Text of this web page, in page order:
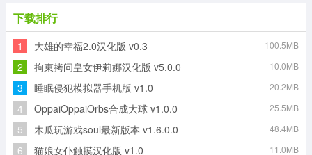
班主任模拟器游戏绿色版 僵尸猎人像素生存安卓官方版
消灭蜘蛛模拟器安卓版 七彩祖玛2原版
下载排行
1 大雄的幸福2.0汉化版 v0.3 100.5MB
2 拘束拷问皇女伊莉娜汉化版 v5.0.0 10.0MB
3 睡眠侵犯模拟器手机版 v1.0 20.2MB
4 OppaiOppaiOrbs合成大球 v1.0.0 25.5MB
5 木瓜玩游戏soul最新版本 v1.6.0.0 48.4MB
6 猫娘女仆触摸汉化版 v1.0 11.0MB